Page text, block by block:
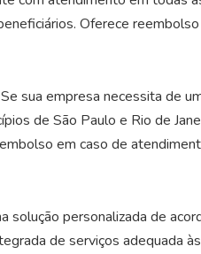
Oferece
sua empresa necessita de
de São Paulo e Rio de
em caso de
solução personalizada de
de serviços adequada